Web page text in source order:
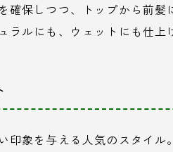
確保しつつ、トップから前
ラルにも、ウェットにも仕上
印象を与える人気のスタイル